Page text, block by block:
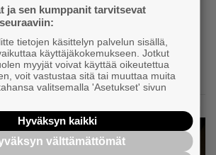
ja sen kumppanit tarvitsevat
tietojen käsittelyn palvelun sisällä,
käyttäjäkokemukseen. Jotkut
myyjät voivat käyttää oikeutettua
voit vastustaa sitä tai muuttaa muita
valitsemalla 'Asetukset' sivun
Hyväksyn kaikki
välttämättömät